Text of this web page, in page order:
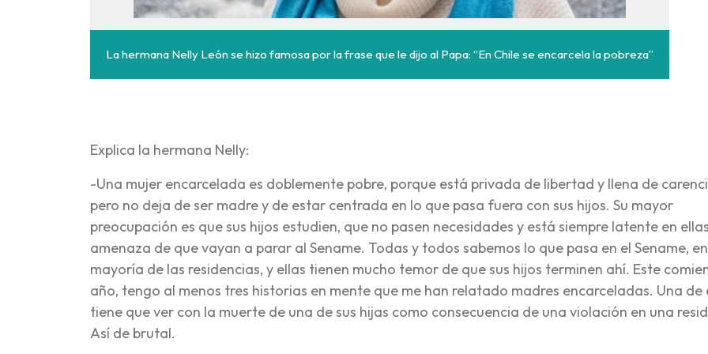
La hermana Nelly León se hizo famosa por la frase que le dijo al Papa: “En Chile se encarcela la pobreza”
Explica la hermana Nelly:
-Una mujer encarcelada es doblemente pobre, porque está privada de libertad y llena de
pero no deja de ser madre y de estar centrada en lo que pasa fuera con sus hijos. Su mayor
preocupación es que sus hijos estudien, que no pasen necesidades y está siempre latente en
amenaza de que vayan a parar al Sename. Todas y todos sabemos lo que pasa en el Sename,
mayoría de las residencias, y ellas tienen mucho temor de que sus hijos terminen ahí. Este
año, tengo al menos tres historias en mente que me han relatado madres encarceladas. Una de
tiene que ver con la muerte de una de sus hijas como consecuencia de una violación en una
Así de brutal.